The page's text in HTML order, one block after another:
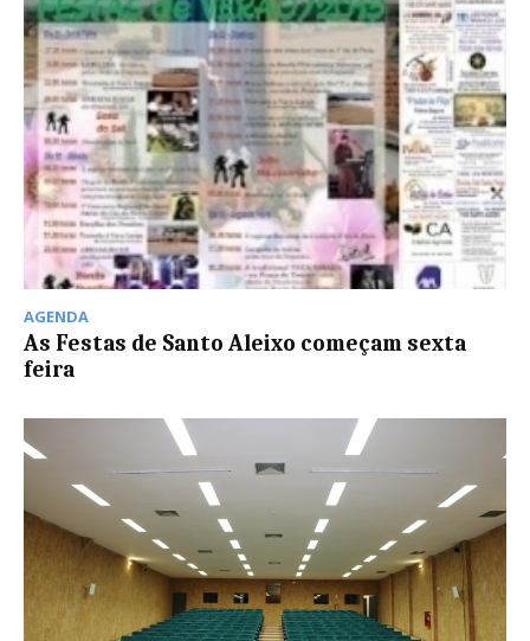
AGENDA
As Festas de Santo Aleixo começam sexta
feira